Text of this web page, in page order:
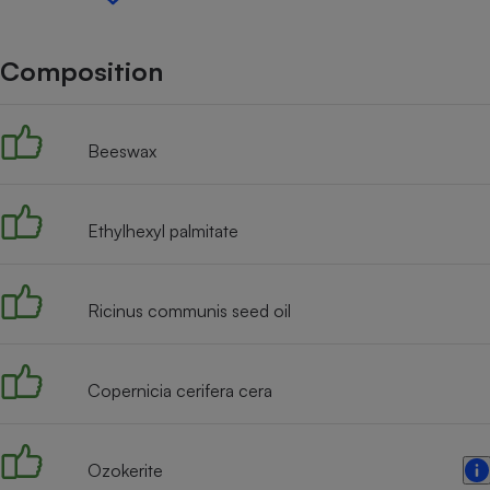
Composition
Beeswax
Ethylhexyl palmitate
Ricinus communis seed oil
Copernicia cerifera cera
Ozokerite
Petit électroménager